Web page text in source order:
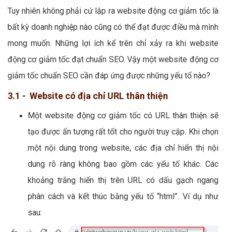
Tuy nhiên không phải cứ lập ra website động cơ giảm tốc là
bất kỳ doanh nghiệp nào cũng có thể đạt được điều mà mình
mong muốn. Những lợi ích kể trên chỉ xảy ra khi website
động cơ giảm tốc đạt chuẩn SEO. Vậy một website động cơ
giảm tốc chuẩn SEO cần đáp ứng được những yếu tố nào?
3.1 - Website có địa chỉ URL thân thiện
Một website động cơ giảm tốc có URL thân thiện sẽ
tạo được ấn tượng rất tốt cho người truy cập. Khi chọn
một nội dung trong website, các địa chỉ hiển thị nội
dung rõ ràng không bao gồm các yếu tố khác. Các
khoảng trắng hiển thị trên URL có dấu gạch ngang
phân cách và kết thúc bằng yếu tố “html”. Ví dụ như
sau: